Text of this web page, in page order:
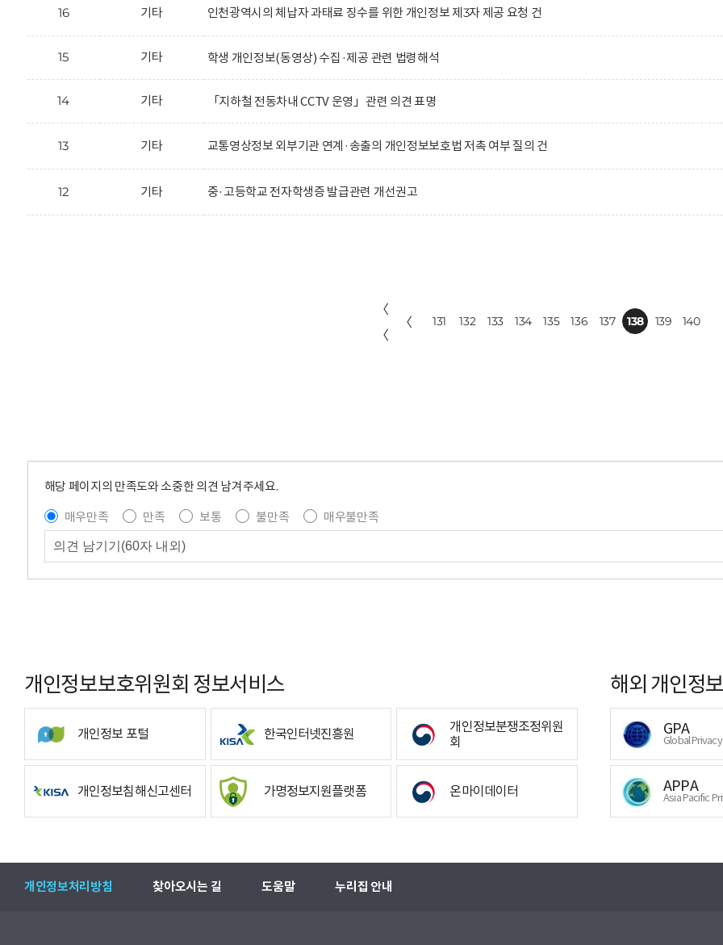
16 기타 인천광역시의 체납자 과태료 징수를 위한 개인정보 제3자 제공 요청 건
15 기타 학생 개인정보(동영상) 수집·제공 관련 법령해석
14 기타 「지하철 전동차내 CCTV 운영」관련 의견 표명
13 기타 교통영상정보 외부기관 연계·송출의 개인정보보호법 저촉 여부 질의 건
12 기타 중·고등학교 전자학생증 발급관련 개선권고
〈
〈
〈 131 132 133 134 135 136 137 138 139 140
해당 페이지의 만족도와 소중한 의견 남겨주세요.
매우만족
만족 보통 불만족 매우불만족
개인정보보호위원회 정보서비스
개인정보 포털 한국인터넷진흥원
개인정보분쟁조정위원
회
개인정보침해신고센터 가명정보지원플랫폼 온마이데이터
해외 개인정
GPA
Global
APPA
Asia Pacific
개인정보처리방침 찾아오시는 길 도움말 누리집 안내